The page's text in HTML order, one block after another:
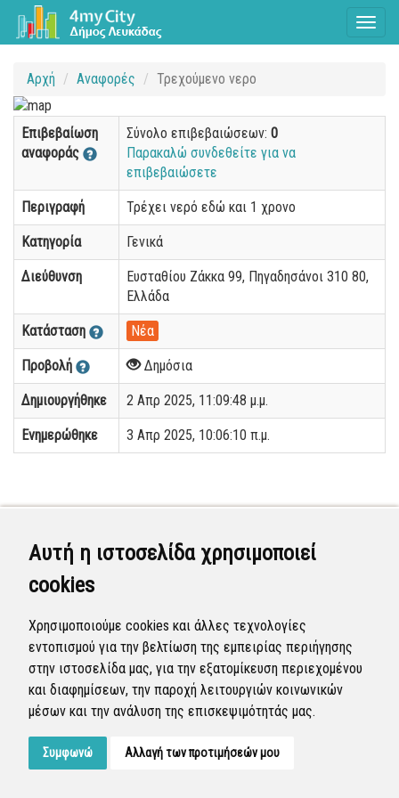
Αυτή η ιστοσελίδα χρησιμοποιεί
cookies
Χρησιμοποιούμε cookies και άλλες τεχνολογίες
εντοπισμού για την βελτίωση της εμπειρίας περιήγησης
στην ιστοσελίδα μας, για την εξατομίκευση περιεχομένου
και διαφημίσεων, την παροχή λειτουργιών κοινωνικών
μέσων και την ανάλυση της επισκεψιμότητάς μας.
Συμφωνώ Αλλαγή των προτιμήσεών μου
Αρχή Αναφορές Τρεχούμενο νερο
Επιβεβαίωση
αναφοράς
Σύνολο επιβεβαιώσεων: 0
Παρακαλώ συνδεθείτε για να
επιβεβαιώσετε
Περιγραφή Τρέχει νερό εδώ και 1 χρονο
Κατηγορία Γενικά
Διεύθυνση
Ευσταθίου Ζάκκα 99, Πηγαδησάνοι 310 80,
Ελλάδα
Κατάσταση Νέα
Προβολή Δημόσια
Δημιουργήθηκε 2 Απρ 2025, 11:09:48 μ.μ.
Ενημερώθηκε 3 Απρ 2025, 10:06:10 π.μ.